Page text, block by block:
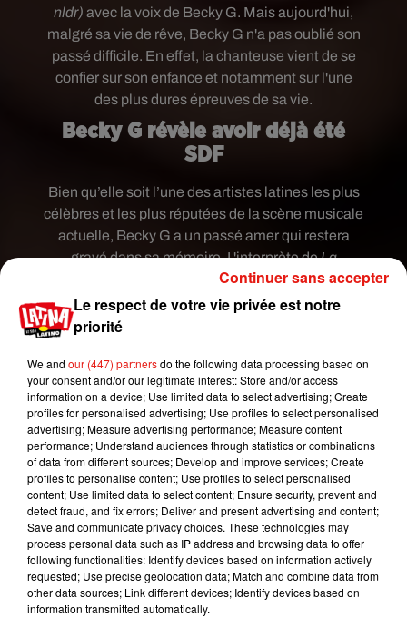
nldr) avec la voix de Becky G. Mais aujourd'hui,
malgré sa vie de rêve, Becky G n'a pas oublié son
passé difficile. En effet, la chanteuse vient de se
confier sur son enfance et notamment sur l'une
des plus dures épreuves de sa vie.
Becky G révèle avoir déjà été
SDF
Bien qu’elle soit l’une des artistes latines les plus
célèbres et les plus réputées de la scène musicale
actuelle, Becky G a un passé amer qui restera
gravé dans sa mémoire.L'interprète deLa
s'est dévoilée dans une interview
accordée àNational Geographicdans laquelle
elle raconte son expérience de sans-abri
expérience la plus ressemblante de celles des
personnes vivant dans la pauvreté est qu’à un
moment de ma vie, nous n’avions pas de maison",
a commencé l’artiste."Je n'avais pas réalisé
jusqu'à ce que je sache que j'allais m'inscrire dans
une école et que mes parents devaient remplir les
papiers. Au moment où j'ai dû indiquer mon
adresse, j'ai compris que nous n'en avions
aucune" , a déclaré Becky G."Je me souviens
avoir vu ma mère pleurer parce que la réalité la
frappait. Nous n'avions rien", poursuit-elle.
Le respect de votre vie privée est notre
priorité
We and our (447) partnersdo the following data processing based on
your consent and/or our legitimate interest: Store and/or access
information on a device; Use limited data to select advertising; Create
profiles for personalised advertising; Use profiles to select personalised
advertising; Measure advertising performance; Measure content
performance; Understand audiences through statistics or combinations
of data from different sources; Develop and improve services; Create
profiles to personalise content; Use profiles to select personalised
content; Use limited data to select content; Ensure security, prevent and
detect fraud, and fix errors; Deliver and present advertising and content;
Save and communicate privacy choices. These technologies may
process personal data such as IP address and browsing data to offer
following functionalities: Identify devices based on information actively
requested; Use precise geolocation data; Match and combine data from
other data sources; Link different devices; Identify devices based on
information transmitted automatically.
Continuer sans accepter